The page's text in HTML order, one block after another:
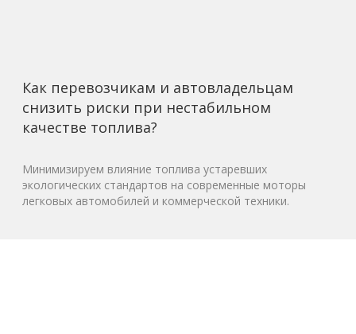
Как перевозчикам и автовладельцам
снизить риски при нестабильном
качестве топлива?
Минимизируем влияние топлива устаревших
экологических стандартов на современные моторы
легковых автомобилей и коммерческой техники.